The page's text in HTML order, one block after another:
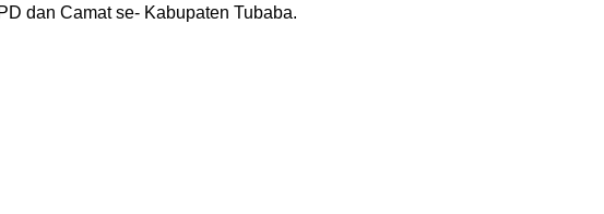
dan Camat se- Kabupaten Tubaba.